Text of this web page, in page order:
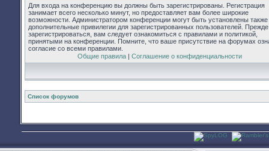
Для входа на конференцию вы должны быть зарегистрированы. Регистрация
занимает всего несколько минут, но предоставляет вам более широкие
возможности. Администратором конференции могут быть установлены также
дополнительные привилегии для зарегистрированных пользователей.
зарегистрироваться, вам следует ознакомиться с правилами и политикой,
принятыми на конференции. Помните, что ваше присутствие на форумах
согласие со всеми правилами.
Общие правила| Соглашение о конфиденциальности
Список форумов